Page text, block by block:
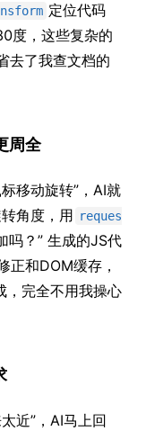
定位代码
度，这些复杂的
去了我查文档的
周全
移动旋转”，AI就
角度，用 reques
吗？” 生成的JS代
正和DOM缓存，
，完全不用我操心
近”，AI马上回